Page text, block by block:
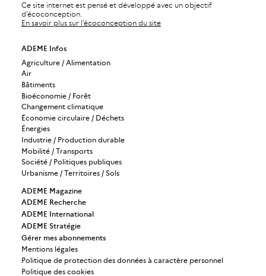
Ce site internet est pensé et développé avec un objectif
d’écoconception.
En savoir plus sur l’écoconception du site
ADEME Infos
Agriculture / Alimentation
Air
Bâtiments
Bioéconomie / Forêt
Changement climatique
Économie circulaire / Déchets
Énergies
Industrie / Production durable
Mobilité / Transports
Société / Politiques publiques
Urbanisme / Territoires / Sols
ADEME Magazine
ADEME Recherche
ADEME International
ADEME Stratégie
Gérer mes abonnements
Mentions légales
Politique de protection des données à caractère personnel
Politique des cookies